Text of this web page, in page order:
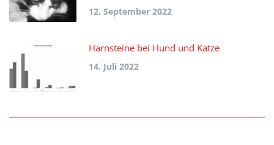
12. September 2022
Harnsteine bei Hund und Katze
14. Juli 2022